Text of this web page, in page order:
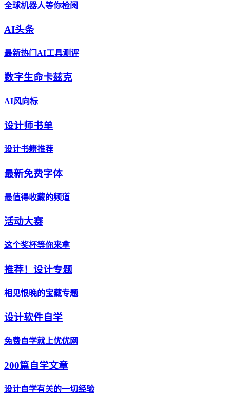
全球机器人等你检阅
AI头条
最新热门AI工具测评
数字生命卡兹克
AI风向标
设计师书单
设计书籍推荐
最新免费字体
最值得收藏的频道
活动大赛
这个奖杯等你来拿
推荐！设计专题
相见恨晚的宝藏专题
设计软件自学
免费自学就上优优网
200篇自学文章
设计自学有关的一切经验